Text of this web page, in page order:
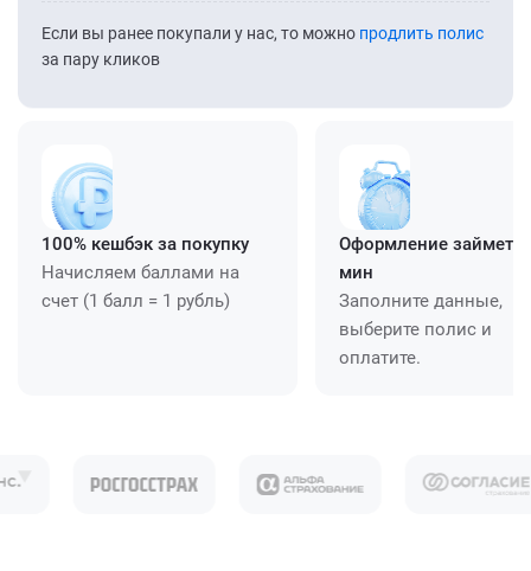
Если вы ранее покупали у нас, то можно продлить полис
за пару кликов
100% кешбэк за покупку
Начисляем баллами на
счет (1 балл = 1 рубль)
Оформление займет
мин
Заполните данные,
выберите полис и
оплатите.